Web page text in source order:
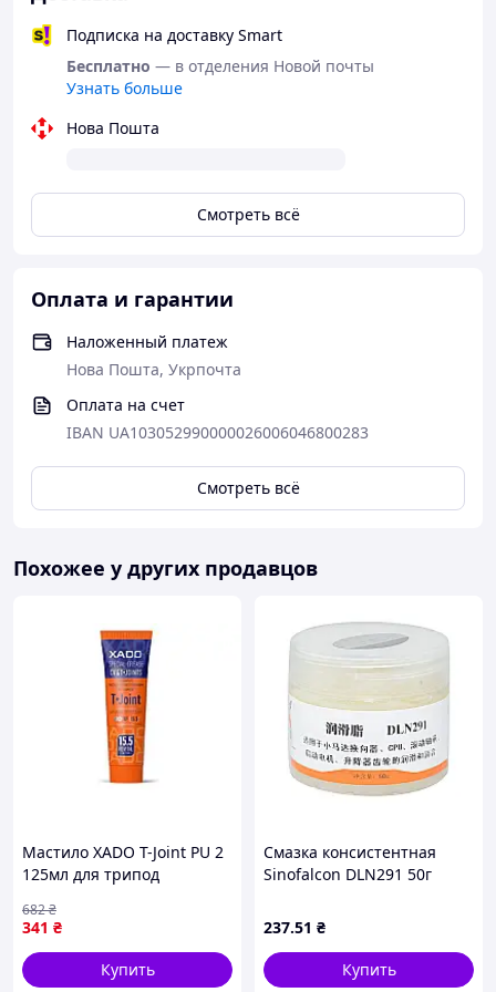
применение:
Распылить тонким слоем на обрабатываемую
поверхность (деталь, соединение).
При необходимости протереть салфеткой.
При сильном загрязнении обработку повторить.
Подписка на доставку Smart
Бесплатно — в отделения Новой почты
Узнать больше
Нова Пошта
Смотреть всё
Оплата и гарантии
Наложенный платеж
Нова Пошта, Укрпочта
Оплата на счет
IBAN UA103052990000026006046800283
Смотреть всё
Похожее у других продавцов
Мастило XADO T-Joint PU 2
125мл для трипод
для захисту від
зношування
341 ₴
682₴
Купить
Смазка консистентная
Sinofalcon DLN291 50г
пневмоклапанов
237.51 ₴
Купить